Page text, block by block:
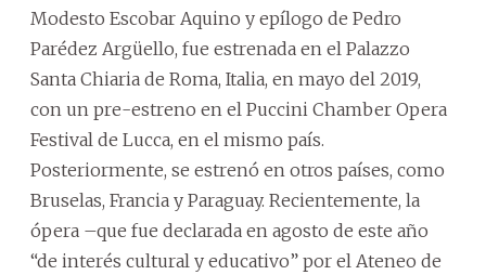
Modesto Escobar Aquino y epílogo de Pedro
Parédez Argüello, fue estrenada en el Palazzo
Santa Chiaria de Roma, Italia, en mayo del 2019,
con un pre-estreno en el Puccini Chamber Opera
Festival de Lucca, en el mismo país.
Posteriormente, se estrenó en otros países, como
Bruselas, Francia y Paraguay. Recientemente, la
ópera –que fue declarada en agosto de este año
“de interés cultural y educativo” por el Ateneo de